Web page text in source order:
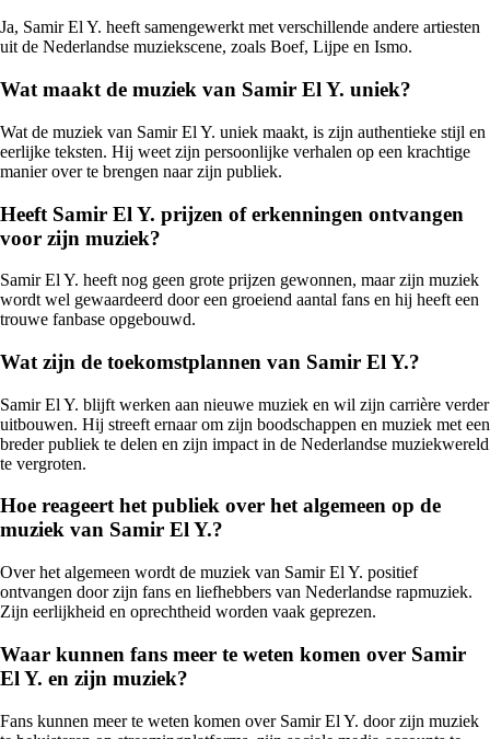
Ja, Samir El Y. heeft samengewerkt met verschillende andere artiesten
uit de Nederlandse muziekscene, zoals Boef, Lijpe en Ismo.
Wat maakt de muziek van Samir El Y. uniek?
Wat de muziek van Samir El Y. uniek maakt, is zijn authentieke stijl en
eerlijke teksten. Hij weet zijn persoonlijke verhalen op een krachtige
manier over te brengen naar zijn publiek.
Heeft Samir El Y. prijzen of erkenningen ontvangen
voor zijn muziek?
Samir El Y. heeft nog geen grote prijzen gewonnen, maar zijn muziek
wordt wel gewaardeerd door een groeiend aantal fans en hij heeft een
trouwe fanbase opgebouwd.
Wat zijn de toekomstplannen van Samir El Y.?
Samir El Y. blijft werken aan nieuwe muziek en wil zijn carrière verder
uitbouwen. Hij streeft ernaar om zijn boodschappen en muziek met een
breder publiek te delen en zijn impact in de Nederlandse muziekwereld
te vergroten.
Hoe reageert het publiek over het algemeen op de
muziek van Samir El Y.?
Over het algemeen wordt de muziek van Samir El Y. positief
ontvangen door zijn fans en liefhebbers van Nederlandse rapmuziek.
Zijn eerlijkheid en oprechtheid worden vaak geprezen.
Waar kunnen fans meer te weten komen over Samir
El Y. en zijn muziek?
Fans kunnen meer te weten komen over Samir El Y. door zijn muziek